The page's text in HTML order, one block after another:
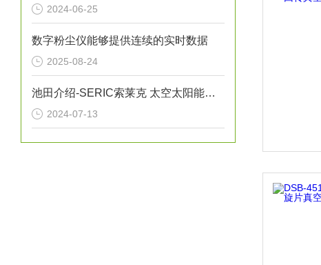
2024-06-25
数字粉尘仪能够提供连续的实时数据
2025-08-24
池田介绍-SERIC索莱克 太空太阳能灯XC-500HFSS
2024-07-13